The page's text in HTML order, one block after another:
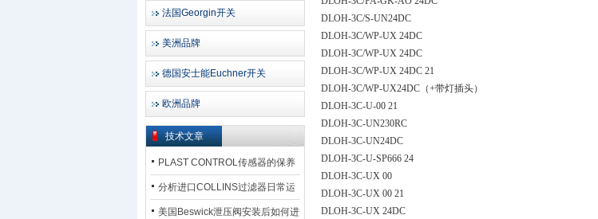
法国Georgin开关
美洲品牌
德国安士能Euchner开关
欧洲品牌
技术文章
PLAST CONTROL传感器的保养
方法
分析进口COLLINS过滤器日常运
行排污步骤
美国Beswick泄压阀安装后如何进
DLOH-3C/S-UN24DC
DLOH-3C/WP-UX 24DC
DLOH-3C/WP-UX 24DC
DLOH-3C/WP-UX 24DC 21
DLOH-3C/WP-UX24DC（+带灯插头）
DLOH-3C-U-00 21
DLOH-3C-UN230RC
DLOH-3C-UN24DC
DLOH-3C-U-SP666 24
DLOH-3C-UX 00
DLOH-3C-UX 00 21
DLOH-3C-UX 24DC